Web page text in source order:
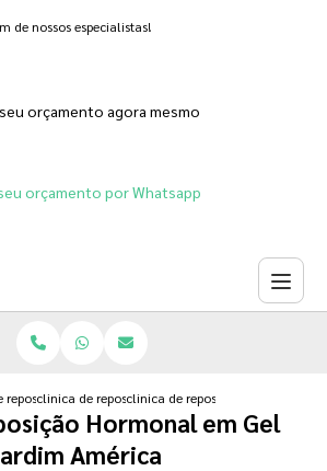
de nossos especialistas!
orçamento agora mesmo
orçamento por Whatsapp
reposicao hormonal
clinica de reposicao hormonal adesivo
clinica de reposicao hormonal
Hormonal em Gel
América